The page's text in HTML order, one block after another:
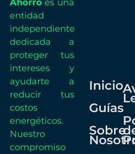
Ahorro es una
entidad
independiente
dedicada a
proteger tus
intereses y
ayudarte a
reducir tus
costos
energéticos.
Nuestro
compromiso
Inicio
Guías
Sobre